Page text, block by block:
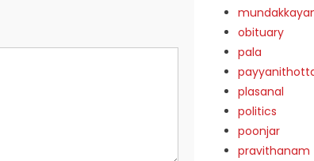
obituary
pala
plasanal
politics
poonjar
pravithanam